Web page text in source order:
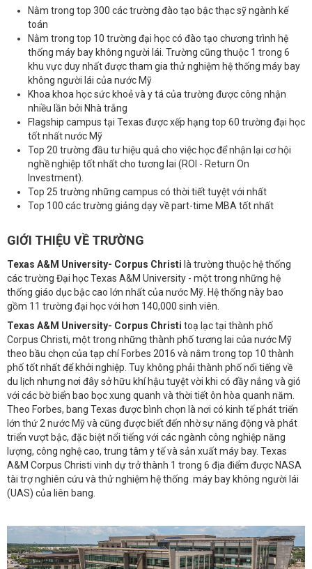
Nằm trong top 300 các trường đào tạo bậc thạc sỹ ngành kế
toán
Nằm trong top 10 trường đại học có đào tạo chương trình hệ
thống máy bay không người lái. Trường cũng thuộc 1 trong 6
khu vực duy nhất được tham gia thử nghiệm hệ thống máy bay
không người lái của nước Mỹ
Khoa khoa học sức khoẻ và y tá của trường được công nhận
nhiều lần bởi Nhà trắng
Flagship campus tại Texas được xếp hạng top 60 trường đại học
tốt nhất nước Mỹ
Top 20 trường đầu tư hiệu quả cho việc học để nhận lại cơ hội
nghề nghiệp tốt nhất cho tương lai (ROI - Return On
Investment).
Top 25 trường những campus có thời tiết tuyệt với nhất
Top 100 các trường giảng dạy về part-time MBA tốt nhất
GIỚI THIỆU VỀ TRƯỜNG
Texas A&M University- Corpus Christi là trường thuộc hệ thống
các trường Đại học Texas A&M University - một trong những hệ
thống giáo dục bậc cao lớn nhất của nước Mỹ. Hệ thống này bao
gồm 11 trường đại học với hơn 140,000 sinh viên.
Texas A&M University- Corpus Christi toạ lạc tại thành phố
Corpus Christi, một trong những thành phố tương lai của nước Mỹ
theo bầu chọn của tạp chí Forbes 2016 và nằm trong top 10 thành
phố tốt nhất để khởi nghiệp. Tuy không phải thành phố nổi tiếng về
du lịch nhưng nơi đây sở hữu khí hậu tuyệt vời khi có đầy nắng và gió
với các bờ biển bao bọc xung quanh và thời tiết ôn hòa quanh năm.
Theo Forbes, bang Texas được bình chọn là nơi có kinh tế phát triển
lớn thứ 2 nước Mỹ và cũng được biết đến nhờ sự năng động và phát
triển vượt bậc, đặc biệt nổi tiếng với các ngành công nghiệp năng
lượng, công nghệ cao, trung tâm y tế và sản xuất máy bay. Texas
A&M Corpus Christi vinh dự trở thành 1 trong 6 địa điểm được NASA
tài trợ nghiên cứu và thử nghiệm hệ thống máy bay không người lái
(UAS) của liên bang.